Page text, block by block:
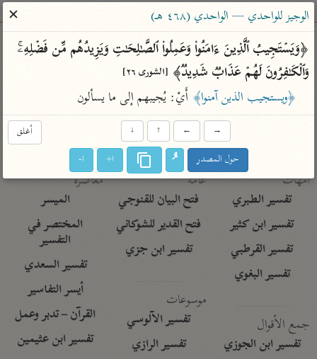
ساهم معنا في نشر القرآن والعلم الشرعي
الباحث القرآني
بحث تفسير علوم مصاحف
Type 2 or more characters for results.
Type 1 or more
characters for results.
أمّهات
تفسير الطبري
تفسير ابن كثير
تفسير القرطبي
تفسير البغوي
جمع الأقوال
تفسير ابن الجوزي
عامّة
فتح البيان للقنوجي
فتح القدير للشوكاني
تفسير ابن جزي
موسوعات
تفسير الآلوسي
تفسير الرازي
معاصرة
الميسر
المختصر في
التفسير
تفسير السعدي
أيسر التفاسير
القرآن – تدبر وعمل
تفسير ابن عثيمين
الوجيز للواحدي — الواحدي (٤٦٨ هـ)
✕
وَٱلۡكَـٰفِرُونَ لَهُمۡ عَذَابࣱ شَدِیدࣱ﴾ [الشورى ٢٦]
﴿ويستجيب الذين آمنوا﴾ أَيْ: يُجيبهم إلى ما يسألون
أغلق →
←
↑
↓
حول المصدر ا+ ا-